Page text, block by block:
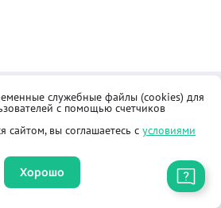
приёмная
продажи товаров
служебные файлы (cookies) для
с помощью счетчиков
сайтом, вы соглашаетесь с условиями
Хорошо